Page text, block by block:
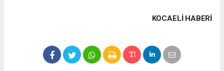
KOCAELI HABERİ